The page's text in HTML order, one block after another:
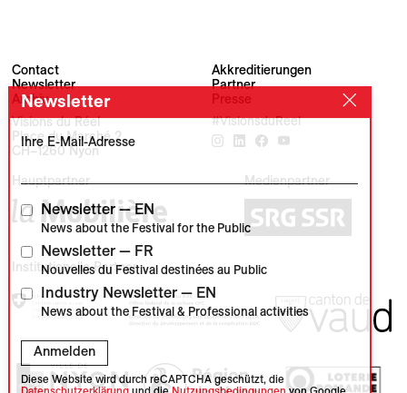
Contact
Newsletter
Archiv
Akkreditierungen
Partner
Presse
Visions du Réel
Place du Marché 2
CH–1260 Nyon
#VisionsduReel
Hauptpartner Medienpartner
Institutionelle Partner
Newsletter
Ihre E-Mail-Adresse
Newsletter — EN
News about the Festival for the Public
Newsletter — FR
Nouvelles du Festival destinées au Public
Industry Newsletter — EN
News about the Festival & Professional activities
Anmelden
Diese Website wird durch reCAPTCHA geschützt, die